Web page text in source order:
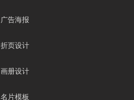
广告海报
折页设计
画册设计
名片模板